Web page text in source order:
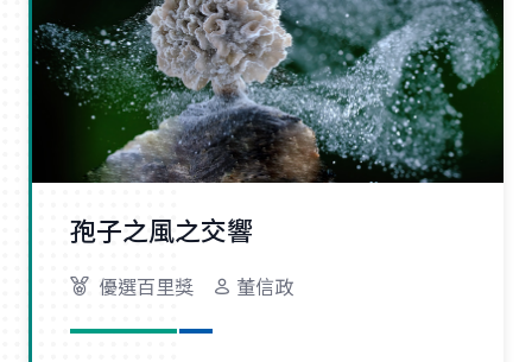
孢子之風之交響
優選百里獎 董信政